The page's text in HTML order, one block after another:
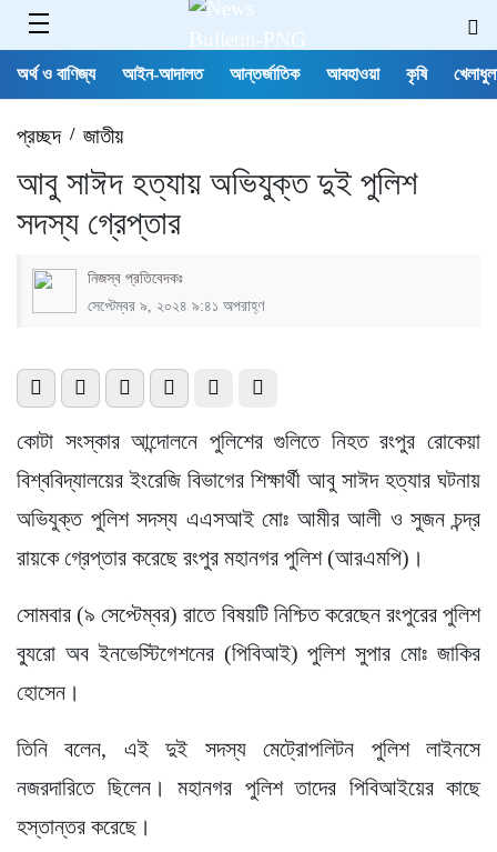
অর্থ ও বাণিজ্য আইন-আদালত আন্তর্জাতিক আবহাওয়া কৃষি
প্রচ্ছদ/ জাতীয়
আবু সাঈদ হত্যায় অভিযুক্ত দুই পুলিশ
সদস্য গ্রেপ্তার
নিজস্ব প্রতিবেদকঃ
সেপ্টেম্বর ৯, ২০২৪ ৯:৪১ অপরাহ্ণ
কোটা সংস্কার আন্দোলনে পুলিশের গুলিতে নিহত রংপুর রোকেয়া
বিশ্ববিদ্যালয়ের ইংরেজি বিভাগের শিক্ষার্থী আবু সাঈদ হত্যার ঘটনায়
অভিযুক্ত পুলিশ সদস্য এএসআই মোঃ আমীর আলী ও সুজন চন্দ্র
রায়কে গ্রেপ্তার করেছে রংপুর মহানগর পুলিশ (আরএমপি)।
সোমবার (৯ সেপ্টেম্বর) রাতে বিষয়টি নিশ্চিত করেছেন রংপুরের পুলিশ
ব্যুরো অব ইনভেস্টিগেশনের (পিবিআই) পুলিশ সুপার মোঃ জাকির
হোসেন।
তিনি বলেন, এই দুই সদস্য মেট্রোপলিটন পুলিশ লাইনসে
নজরদারিতে ছিলেন। মহানগর পুলিশ তাদের পিবিআইয়ের কাছে
হস্তান্তর করেছে।